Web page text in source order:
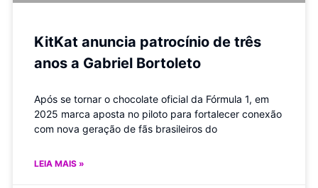
KitKat anuncia patrocínio de três
anos a Gabriel Bortoleto
Após se tornar o chocolate oficial da Fórmula 1, em
2025 marca aposta no piloto para fortalecer conexão
com nova geração de fãs brasileiros do
LEIA MAIS »